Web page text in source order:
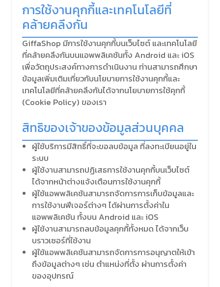
การใช้งานคุกกี้และเทคโนโลยีที่
คล้ายคลึงกัน
GiffaShop มีการใช้งานคุกกี้บนเว็บไซต์ และเทคโนโลยี
ที่คล้ายคลึงกันบนแอพพลิเคชันทั้ง Android และ iOS
เพื่อวัตถุประสงค์ทางการดำเนินงาน ท่านสามารถศึกษา
ข้อมูลเพิ่มเติมเกี่ยวกับนโยบายการใช้งานคุกกี้และ
เทคโนโลยีที่คล้ายคลึงกันได้จากนโยบายการใช้คุกกี้
(Cookie Policy) ของเรา
สิทธิของเจ้าของข้อมูลส่วนบุคคล
ผู้ใช้บริการมีสิทธิ์ที่จะขอลบข้อมูล ที่ลงทะเบียนอยู่ใน
ระบบ
ผู้ใช้งานสามารถปฏิเสธการใช้งานคุกกี้บนเว็บไซต์
ได้จากหน้าต่างแจ้งเตือนการใช้งานคุกกี้
ผู้ใช้แอพพลิเคชันสามารถจัดการการเก็บข้อมูลและ
การใช้งานฟีเจอร์ต่างๆ ได้ผ่านการตั้งค่าใน
แอพพลิเคชัน ทั้งบน Android และ iOS
ผู้ใช้งานสามารถลบข้อมูลคุกกี้ทั้งหมด ได้จากเว็บ
บราวเซอร์ที่ใช้งาน
ผู้ใช้แอพพลิเคชันสามารถจัดการการอนุญาตให้เข้า
ถึงข้อมูลต่างๆ เช่น ตำแหน่งที่ตั้ง ผ่านการตั้งค่า
ของอุปกรณ์